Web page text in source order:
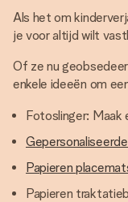
Als het om
je voor altijd wilt
Of ze nu
enkele ideeën om
Fotoslinger: Maak
Papieren
Papieren